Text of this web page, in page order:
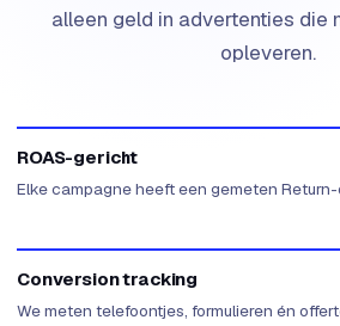
alleen geld in advertenties die
opleveren.
ROAS-gericht
Elke campagne heeft een gemeten
Conversion tracking
We meten telefoontjes, formulieren én